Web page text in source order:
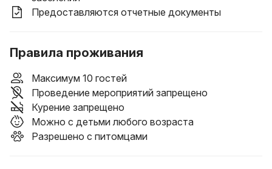
Предоставляются отчетные документы
Правила проживания
Максимум 10 гостей
Проведение мероприятий запрещено
Курение запрещено
Можно с детьми любого возраста
Разрешено с питомцами